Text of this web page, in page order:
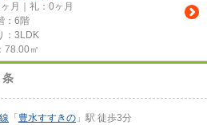
月｜礼：0ヶ月
：6階
：3LDK
78.00㎡
条
「 豊水すすきの 」駅 徒歩3分